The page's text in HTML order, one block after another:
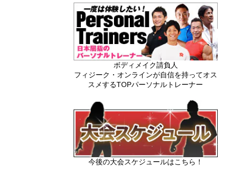
ボディメイク請負人
フィジーク・オンラインが自信を持ってオス
スメするTOPパーソナルトレーナー
今後の大会スケジュールはこちら！